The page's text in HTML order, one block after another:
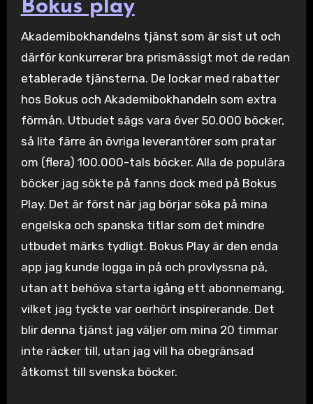
Bokus play
Akademibokhandelns tjänst som är sist ut och
därför konkurrerar bra prismässigt mot de redan
etablerade tjänsterna. De lockar med rabatter
hos Bokus och Akademibokhandeln som extra
förmån. Utbudet sägs vara över 50.000 böcker,
så lite färre än övriga leverantörer som pratar
om (flera) 100.000-tals böcker. Alla de populära
böcker jag sökte på fanns dock med på Bokus
Play. Det är först när jag börjar söka på mina
engelska och spanska titlar som det mindre
utbudet märks tydligt. Bokus Play är den enda
app jag kunde logga in på och provlyssna på,
utan att behöva starta igång ett abonnemang,
vilket jag tyckte var oerhört inspirerande. Det
blir denna tjänst jag väljer om mina 20 timmar
inte räcker till, utan jag vill ha obegränsad
åtkomst till svenska böcker.